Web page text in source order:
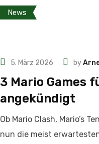
News
5. März 2026 by
3 Mario Games
angekündigt
Ob Mario Clash, Mario’s
nun die meist